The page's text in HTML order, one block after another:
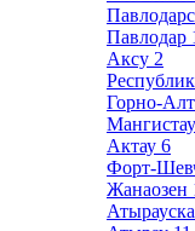
Павлодар
Аксу 2
Горно-
Актау 6
Форт-
Жанаозен